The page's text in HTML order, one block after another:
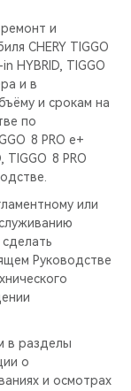
и
CHERY TIGGO
HYBRID, TIGGO
и в
и срокам на
по
8 PRO е+
TIGGO 8 PRO
или
Руководстве
в разделы
о
и осмотрах